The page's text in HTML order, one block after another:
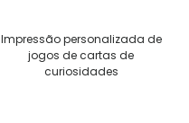
Impressão personalizada de
jogos de cartas de
curiosidades